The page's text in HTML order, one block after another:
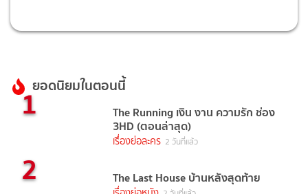
ยอดนิยมในตอนนี้
1 The Running เงิน งาน ความรัก ช่อง
3HD (ตอนล่าสุด)
เรื่องย่อละคร 2 วันที่แล้ว
2 The Last House บ้านหลังสุดท้าย